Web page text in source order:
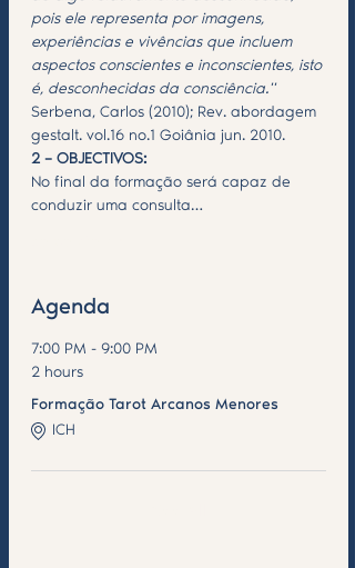
pois ele representa por imagens,
experiências e vivências que incluem
aspectos conscientes e inconscientes, isto
é, desconhecidas da consciência.''
Serbena, Carlos (2010); Rev. abordagem
gestalt. vol.16 no.1 Goiânia jun. 2010.
2 – OBJECTIVOS:
No final da formação será capaz de
conduzir uma consulta…
Agenda
7:00 PM - 9:00 PM
2 hours
Formação Tarot Arcanos Menores
ICH